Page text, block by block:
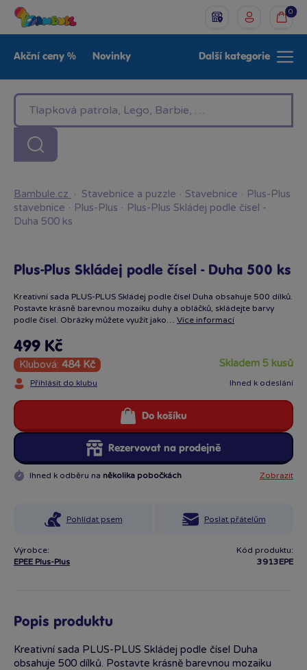
0
Akční ceny % Novinky
LEGO®
Baby Značky
Další kategorie
Bambule.cz · Stavebnice a puzzle · Stavebnice · Plus-Plus
stavebnice · Plus-Plus · Plus-Plus Skládej podle čísel -
Duha 500 ks
Plus-Plus Skládej podle čísel - Duha 500 ks
Kreativní sada PLUS-PLUS Skládej podle čísel Duha obsahuje 500 dílků.
Postavte krásně barevnou mozaiku duhy a obláčků, skládejte barvy
podle čísel. Obrázky můžete využít jako… Více informací
499 Kč
Klubová: 484 Kč
Přihlásit do klubu
skladem 5 kusů
Ihned k odeslání
Rezervovat na prodejně
Do košíku
Ihned k odběru na několika pobočkách Zobrazit
Pohlídat psem Poslat přátelům
Výrobce:
EPEE Plus-Plus
Kód produktu:
3913EPE
Popis produktu
Kreativní sada PLUS-PLUS Skládej podle čísel Duha
obsahuje 500 dílků. Postavte krásně barevnou mozaiku